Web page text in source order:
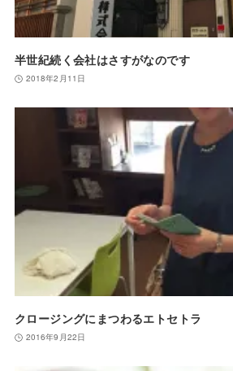
半世紀続く会社はさすがなのです
2018年2月11日
クロージングにまつわるエトセトラ
2016年9月22日